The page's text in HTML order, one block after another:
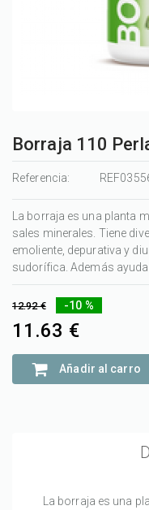
Borraja 110
Referencia:
La borraja es una planta
sales minerales. Tiene
emoliente, depurativa y
sudorífica. Además
12.92 € -10 %
11.63 €
Añadir al carro
La borraja es una